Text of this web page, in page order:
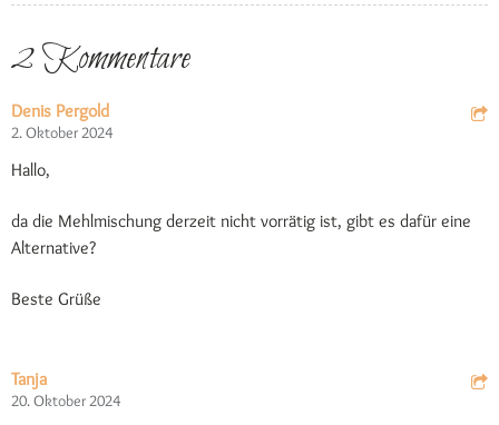
2 Kommentare
Denis Pergold
2. Oktober 2024
Hallo,
da die Mehlmischung derzeit nicht vorrätig ist, gibt es dafür eine
Alternative?
Beste Grüße
Tanja
20. Oktober 2024